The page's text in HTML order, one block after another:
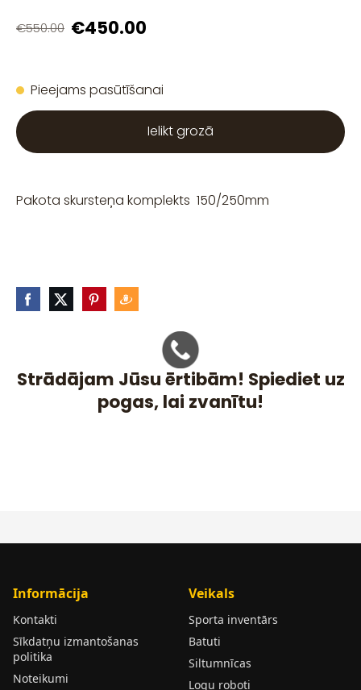
Strādājam Jūsu ērtibām! Spiediet uz
pogas, lai zvanītu!
€550.00 €450.00
Pieejams pasūtīšanai
Ielikt grozā
Pakota skursteņa komplekts 150/250mm
Informācija
Kontakti
Sīkdatņu izmantošanas
politika
Noteikumi
Veikals
Sporta inventārs
Batuti
Siltumnīcas
Logu roboti